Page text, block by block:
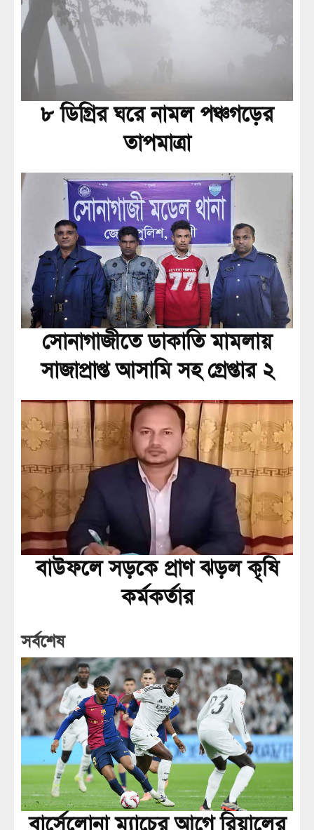
৮ ডিগ্রির ঘরে নামল পঞ্চগড়ের
তাপমাত্রা
সোনাগাজীতে ডাকাতি মামলায়
সাজাপ্রাপ্ত আসামি সহ গ্রেপ্তার ২
বাউফলে সড়কে প্রাণ ঝড়ল কৃষি
কর্মকর্তার
সর্বশেষ